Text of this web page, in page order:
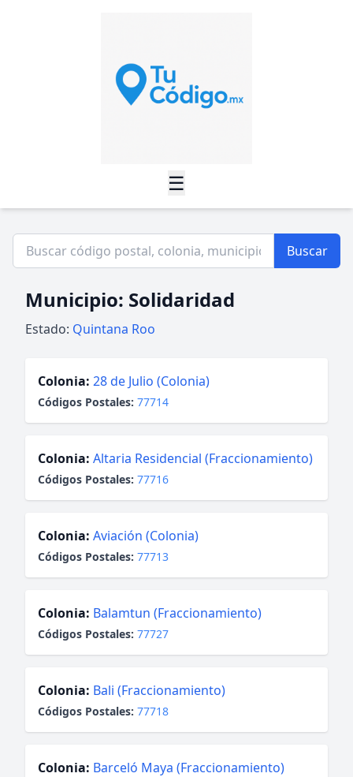
☰
Buscar
Municipio: Solidaridad
Estado: Quintana Roo
Colonia: 28 de Julio (Colonia)
Códigos Postales: 77714
Colonia: Altaria Residencial (Fraccionamiento)
Códigos Postales: 77716
Colonia: Aviación (Colonia)
Códigos Postales: 77713
Colonia: Balamtun (Fraccionamiento)
Códigos Postales: 77727
Colonia: Bali (Fraccionamiento)
Códigos Postales: 77718
Colonia: Barceló Maya (Fraccionamiento)